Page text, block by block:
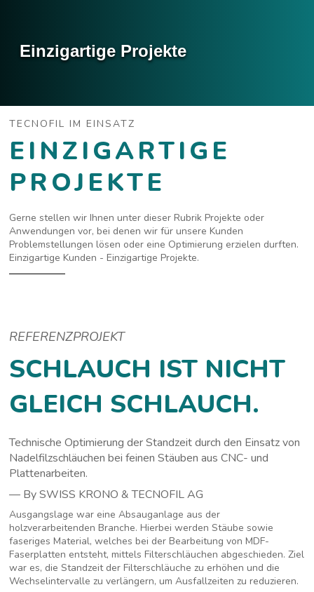
Einzigartige Projekte
TECNOFIL IM EINSATZ
EINZIGARTIGE
PROJEKTE
Gerne stellen wir Ihnen unter dieser Rubrik Projekte oder
Anwendungen vor, bei denen wir für unsere Kunden
Problemstellungen lösen oder eine Optimierung erzielen durften.
Einzigartige Kunden - Einzigartige Projekte.
REFERENZPROJEKT
SCHLAUCH IST NICHT
GLEICH SCHLAUCH.
Technische Optimierung der Standzeit durch den Einsatz von
Nadelfilzschläuchen bei feinen Stäuben aus CNC- und
Plattenarbeiten.
— By SWISS KRONO & TECNOFIL AG
Ausgangslage war eine Absauganlage aus der
holzverarbeitenden Branche. Hierbei werden Stäube sowie
faseriges Material, welches bei der Bearbeitung von MDF-
Faserplatten entsteht, mittels Filterschläuchen abgeschieden. Ziel
war es, die Standzeit der Filterschläuche zu erhöhen und die
Wechselintervalle zu verlängern, um Ausfallzeiten zu reduzieren.